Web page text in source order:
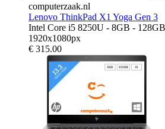
computerzaak.nl
Lenovo ThinkPad X1 Yoga Gen 3
Intel Core i5 8250U - 8GB -
1920x1080px
€ 315.00